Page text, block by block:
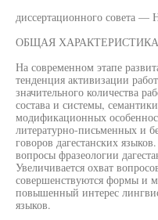
диссертационного совета
ОБЩАЯ
На современном этапе
тенденция активизации
значительного количества
состава и системы,
модификационных
литературно-письменных и
говоров дагестанских
вопросы фразеологии
Увеличивается охват
совершенствуются формы и
повышенный интерес
языков.